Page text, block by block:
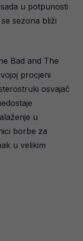
u potpunosti
sezona bliži
Bad and The
procjeni
osvajač
u
borbe za
u velikim